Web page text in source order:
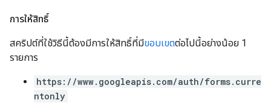
การให้สิทธิ์
สคริปต์ที่ใช้วิธีนี้ต้องมีการให้สิทธิ์ที่มีขอบเขตต่อไปนี้อย่างน้อย 1
รายการ
https://www.googleapis.com/auth/forms.curre
ntonly